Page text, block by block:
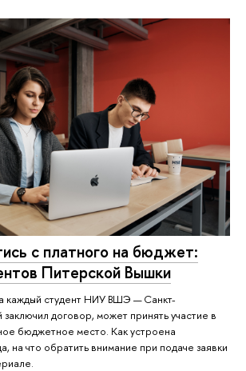
с платного на бюджет:
Питерской Вышки
каждый студент НИУ ВШЭ — Санкт-
договор, может принять участие в
бюджетное место. Как устроена
на что обратить внимание при подаче заявки